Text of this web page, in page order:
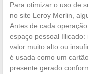
Para otimizar o uso de
no site Leroy Merlin,
Antes de cada
espaço pessoal
valor muito alto ou
é usada como um
presente gerado